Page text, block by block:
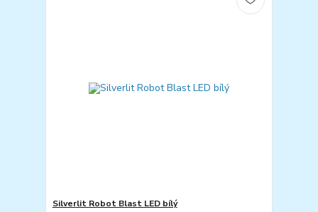
Silverlit Robot Blast LED bílý